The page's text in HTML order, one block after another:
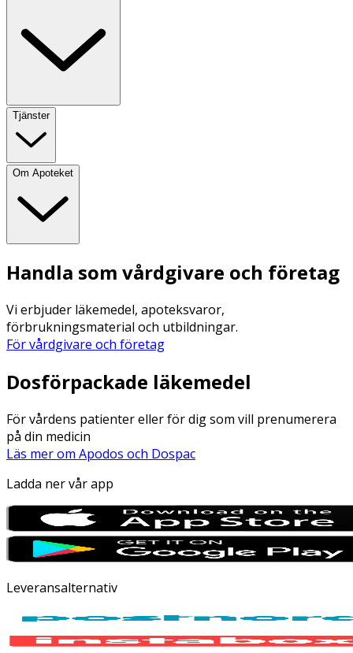
Tjänster
Om Apoteket
Handla som vårdgivare och företag
Vi erbjuder läkemedel, apoteksvaror,
förbrukningsmaterial och utbildningar.
För vårdgivare och företag
Dosförpackade läkemedel
För vårdens patienter eller för dig som vill prenumerera
på din medicin
Läs mer om Apodos och Dospac
Ladda ner vår app
Leveransalternativ